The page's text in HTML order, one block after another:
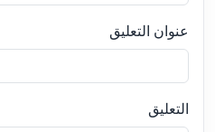
عنوان التعليق
التعليق